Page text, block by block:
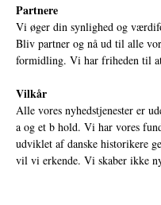
Partnere
Vi øger din synlighed og
Bliv partner og nå ud til alle
formidling. Vi har friheden til
Vilkår
Alle vores nyhedstjenester er
a og et b hold. Vi har vores
udviklet af danske historikere
vil vi erkende. Vi skaber ikke